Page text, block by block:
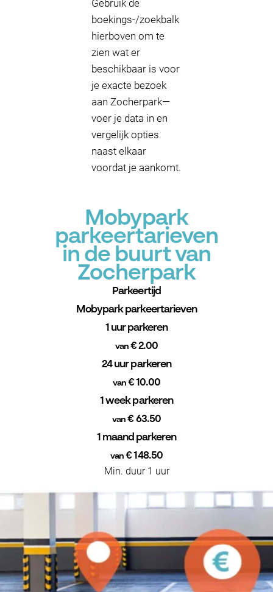
Gebruik de
boekings-/zoekbalk
hierboven om te
zien wat er
beschikbaar is voor
je exacte bezoek
aan Zocherpark—
voer je data in en
vergelijk opties
naast elkaar
voordat je aankomt.
Mobypark
parkeertarieven
in de buurt van
Zocherpark
Parkeertijd
Mobypark parkeertarieven
1 uur parkeren
van€ 2.00
24 uur parkeren
van€ 10.00
1 week parkeren
van € 63.50
1 maand parkeren
van € 148.50
Min. duur 1 uur